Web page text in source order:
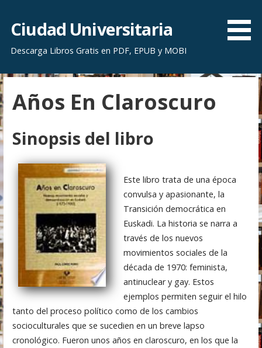
r
a
l
c
o
n
e
n
i
d
o
Ciudad Universitaria
Descarga Libros Gratis en PDF, EPUB y MOBI
Años En Claroscuro
Sinopsis del libro
Este libro trata de una época
convulsa y apasionante, la
Transición democrática en
Euskadi. La historia se narra a
través de los nuevos
movimientos sociales de la
década de 1970: feminista,
antinuclear y gay. Estos
ejemplos permiten seguir el hilo
tanto del proceso político como de los cambios
socioculturales que se sucedien en un breve lapso
cronológico. Fueron unos años en claroscuro, en los que la